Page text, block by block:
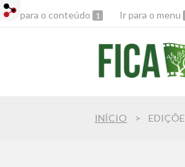
Ir para o conteúdo 1 Ir para o menu
INÍCIO